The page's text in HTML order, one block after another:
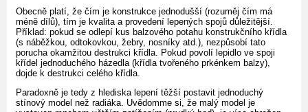
Obecně platí, že čím je konstrukce jednodušší (rozuměj čím má
méně dílů), tím je kvalita a provedení lepených spojů důležitější.
Příklad: pokud se odlepí kus balzového potahu konstrukčního křídla
(s náběžkou, odtokovkou, žebry, nosníky atd.), nezpůsobí tato
porucha okamžitou destrukci křídla. Pokud povolí lepidlo ve spoji
křídel jednoduchého házedla (křídla tvořeného prkénkem balzy),
dojde k destrukci celého křídla.
Paradoxně je tedy z hlediska lepení těžší postavit jednoduchý
stínový model než radiáka. Uvědomme si, že malý model je